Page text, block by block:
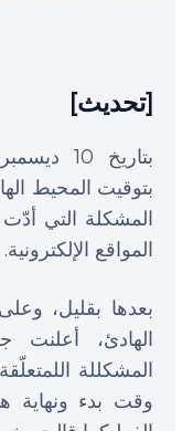
[تحديث]
بتوقيت المحيط
المشكلة التي
المواقع الإلكترونية.
الهادئ،
المشكللة
وقت بدء ونهاية